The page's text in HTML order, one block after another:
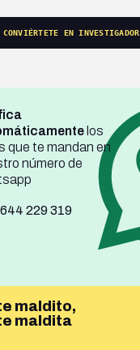
CONVIÉRTETE EN INVESTIGADOR
los
que te mandan en
número de
229 319
maldito,
maldita